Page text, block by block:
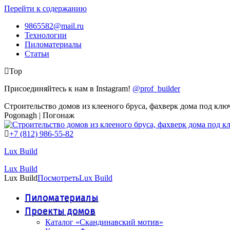
Перейти к содержанию
9865582@mail.ru
Технологии
Пиломатериалы
Статьи
Top
Присоединяйтесь к нам в Instagram! @prof_builder
Строительство домов из клееного бруса, фахверк дома под
Pogonagh | Погонаж
+7 (812) 986-55-82
Lux Build
Lux Build
Lux BuildПосмотретьLux Build
Пиломатериалы
Проекты домов
Каталог «Скандинавский мотив»